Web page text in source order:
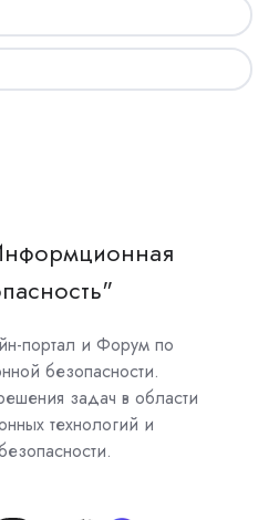
портал и Форум по
безопасности.
задач в области
технологий и